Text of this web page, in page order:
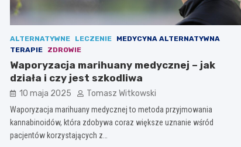
ALTERNATYWNE LECZENIE
MEDYCYNA ALTERNATYWNA
TERAPIE
ZDROWIE
Waporyzacja marihuany medycznej – jak
działa i czy jest szkodliwa
10 maja 2025 Tomasz Witkowski
Waporyzacja marihuany medycznej to metoda przyjmowania
kannabinoidów, która zdobywa coraz większe uznanie wśród
pacjentów korzystających z…